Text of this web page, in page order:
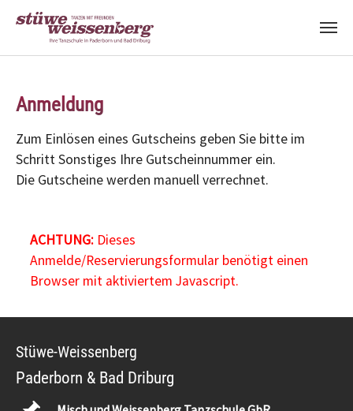
Anmeldung
Zum Einlösen eines Gutscheins geben Sie bitte im
Schritt Sonstiges Ihre Gutscheinnummer ein.
Die Gutscheine werden manuell verrechnet.
ACHTUNG:Dieses
Anmelde/Reservierungsformular benötigt einen
Browser mit aktiviertem Javascript.
Stüwe-Weissenberg
Paderborn & Bad Driburg